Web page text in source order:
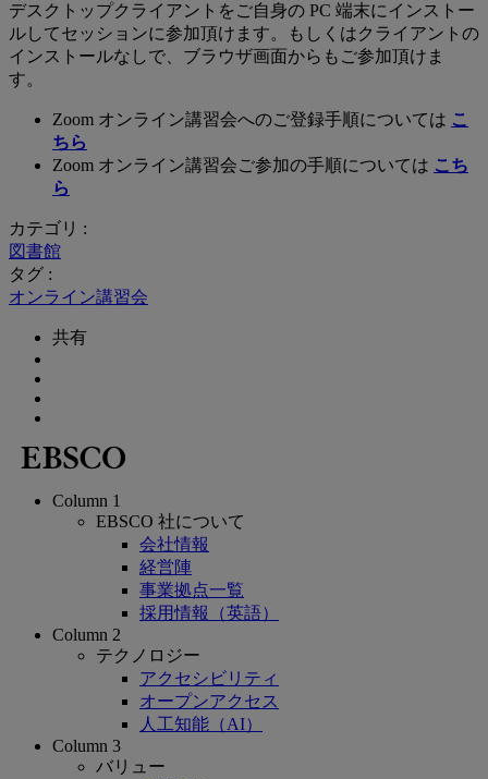
デスクトップクライアントをご自身の PC 端末にインストー
ルしてセッションに参加頂けます。もしくはクライアントの
インストールなしで、ブラウザ画面からもご参加頂けま
す。
Zoom オンライン講習会へのご登録手順については こ
ちら
Zoom オンライン講習会ご参加の手順については こち
ら
カテゴリ :
図書館
タグ :
オンライン講習会
共有
Column 1
EBSCO 社について
会社情報
経営陣
事業拠点一覧
採用情報（英語）
Column 2
テクノロジー
アクセシビリティ
オープンアクセス
人工知能（AI）
Column 3
バリュー